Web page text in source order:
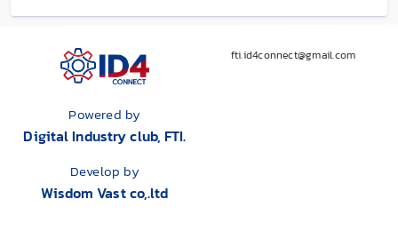
Powered by
Digital Industry club, FTI.
Develop by
Wisdom Vast co,.ltd
fti.id4connect@gmail.com